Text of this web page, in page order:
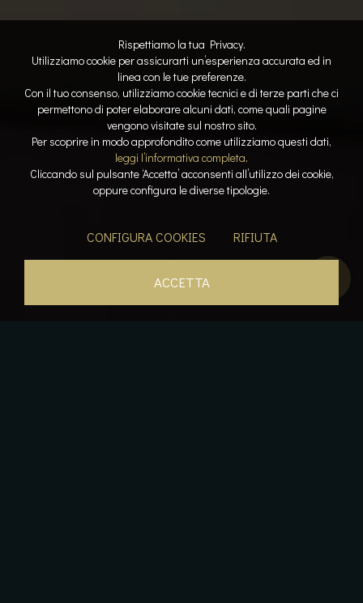
Rispettiamo la tua Privacy.
Utilizziamo cookie per assicurarti un’esperienza accurata ed in
linea con le tue preferenze.
Con il tuo consenso, utilizziamo cookie tecnici e di terze parti che ci
permettono di poter elaborare alcuni dati, come quali pagine
vengono visitate sul nostro sito.
Per scoprire in modo approfondito come utilizziamo questi dati,
leggi l’informativa completa.
Cliccando sul pulsante ‘Accetta’ acconsenti all’utilizzo dei cookie,
oppure configura le diverse tipologie.
CONFIGURA COOKIES RIFIUTA
ACCETTA